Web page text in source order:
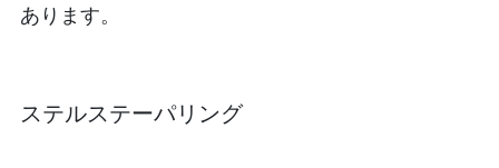
あります。
ステルステーパリング